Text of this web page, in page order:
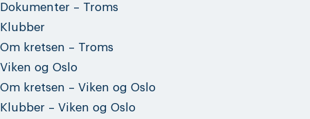
Dokumenter – Troms
Klubber
Om kretsen – Troms
Viken og Oslo
Om kretsen – Viken og Oslo
Klubber – Viken og Oslo